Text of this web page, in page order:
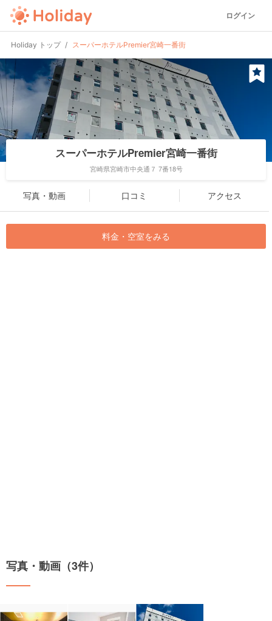
ログイン
Holiday トップ スーパーホテルPremier宮崎一番街
スーパーホテルPremier宮崎一番街
宮崎県宮崎市中央通７ 7番18号
写真・動画 口コミ アクセス
料金・空室をみる
写真・動画（3件）